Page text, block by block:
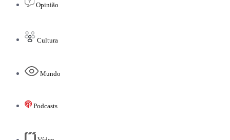
Opinião
Cultura
Mundo
Podcasts